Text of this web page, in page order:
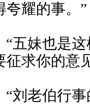
夸耀的事。”
五妹也是
征求你的意
刘老伯行